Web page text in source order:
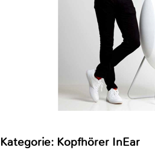
Kategorie: Kopfhörer InEar